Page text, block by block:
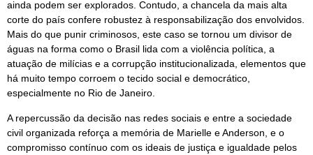
ainda podem ser explorados. Contudo, a chancela da mais alta
corte do país confere robustez à responsabilização dos envolvidos.
Mais do que punir criminosos, este caso se tornou um divisor de
águas na forma como o Brasil lida com a violência política, a
atuação de milícias e a corrupção institucionalizada, elementos que
há muito tempo corroem o tecido social e democrático,
especialmente no Rio de Janeiro.
A repercussão da decisão nas redes sociais e entre a sociedade
civil organizada reforça a memória de Marielle e Anderson, e o
compromisso contínuo com os ideais de justiça e igualdade pelos